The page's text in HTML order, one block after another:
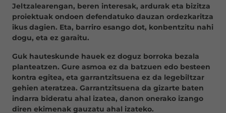
Jeltzalearengan, beren interesak, ardurak eta bizitza
proiektuak ondoen defendatuko dauzan ordezkaritza
ikus dagien. Eta, barriro esango dot, konbentzitu nahi
dogu, eta ez garaitu.
Guk hauteskunde hauek ez doguz borroka bezala
planteatzen. Gure asmoa ez da batzuen edo besteen
kontra egitea, eta garrantzitsuena ez da legebiltzar
gehien ateratzea. Garrantzitsuena da gizarte baten
indarra bideratu ahal izatea, danon onerako izango
diren ekimenak gauzatu ahal izateko.